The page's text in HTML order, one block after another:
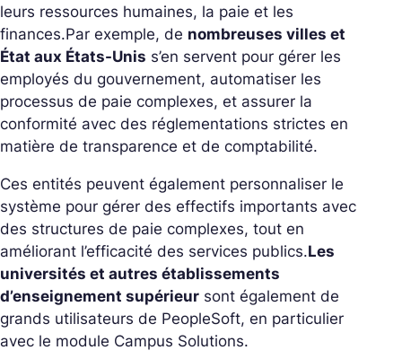
leurs ressources humaines, la paie et les
finances.Par exemple, de nombreuses villes et
État aux États-Unis s’en servent pour gérer les
employés du gouvernement, automatiser les
processus de paie complexes, et assurer la
conformité avec des réglementations strictes en
matière de transparence et de comptabilité.
Ces entités peuvent également personnaliser le
système pour gérer des effectifs importants avec
des structures de paie complexes, tout en
améliorant l’efficacité des services publics.Les
universités et autres établissements
d’enseignement supérieur sont également de
grands utilisateurs de PeopleSoft, en particulier
avec le module Campus Solutions.